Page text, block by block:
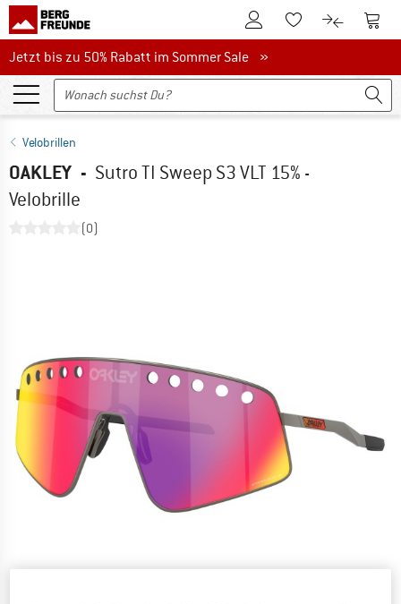
Zum KundenkontoZum Merkzettel.
Zum Zum
Jetzt bis zu 50% Rabatt im Sommer Sale
Jetzt bis zu 50% Rabatt im Sommer Sale »
Velobrillen
OAKLEY - Sutro TI Sweep S3 VLT 15% -
Velobrille
(0)